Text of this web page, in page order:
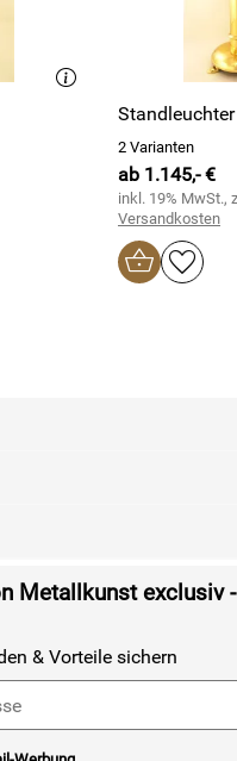
Standleuchter
2 Varianten
ab 1.145,- €
inkl. 19% MwSt.,
Versandkosten
Metallkunst exclusiv
& Vorteile sichern